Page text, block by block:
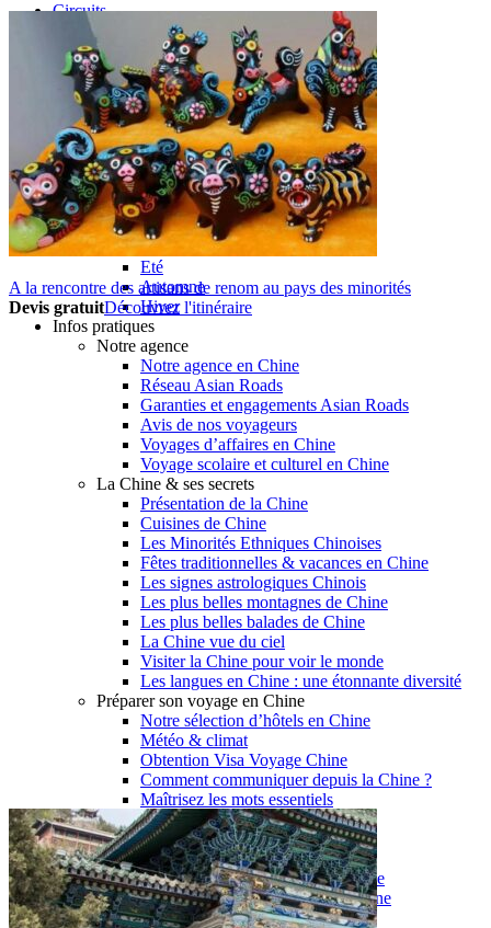
Circuits
Organisation
Circuits sur mesure
Nos Petits Groupes
Ambiance
Classique et incontournables
Culture & expériences
Nature et grands paysages
Famille et enfants
Trekking et aventure
Luxe et exception
Où et quand partir ?
Printemps
Eté
Automne
Hiver
Infos pratiques
Notre agence
Notre agence en Chine
Réseau Asian Roads
Garanties et engagements Asian Roads
Avis de nos voyageurs
Voyages d’affaires en Chine
Voyage scolaire et culturel en Chine
La Chine & ses secrets
Présentation de la Chine
Cuisines de Chine
Les Minorités Ethniques Chinoises
Fêtes traditionnelles & vacances en Chine
Les signes astrologiques Chinois
Les plus belles montagnes de Chine
Les plus belles balades de Chine
La Chine vue du ciel
Visiter la Chine pour voir le monde
Les langues en Chine : une étonnante diversité
Préparer son voyage en Chine
Notre sélection d’hôtels en Chine
Météo & climat
Obtention Visa Voyage Chine
Comment communiquer depuis la Chine ?
Maîtrisez les mots essentiels
Transports en Chine
Vols directs vers la Chine
Voyager en train
Voyager en Chine avec votre drone
Vaccins pour votre voyage en Chine
Mal des montagnes
A la rencontre des artisans de renom au pays des minorités
Devis gratuitDécouvrez l'itinéraire